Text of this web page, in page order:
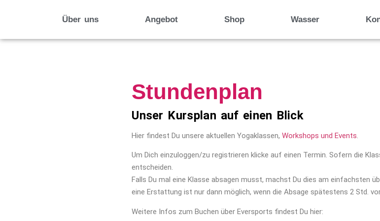
Über uns Angebot Shop Wasser
Stundenplan
Unser Kursplan auf einen Blick
Hier findest Du unsere aktuellen Yogaklassen,Workshops und Events.
Um Dich einzuloggen/zu registrieren klicke auf einen Termin. Sofern die
entscheiden.
Falls Du mal eine Klasse absagen musst, machst Du dies am einfachsten
eine Erstattung ist nur dann möglich, wenn die Absage spätestens 2 Std.
Weitere Infos zum Buchen über Eversports findest Du hier: